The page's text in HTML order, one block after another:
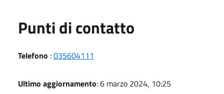
Punti di contatto
Telefono :035604111
Ultimo aggiornamento: 6 marzo 2024, 10:25